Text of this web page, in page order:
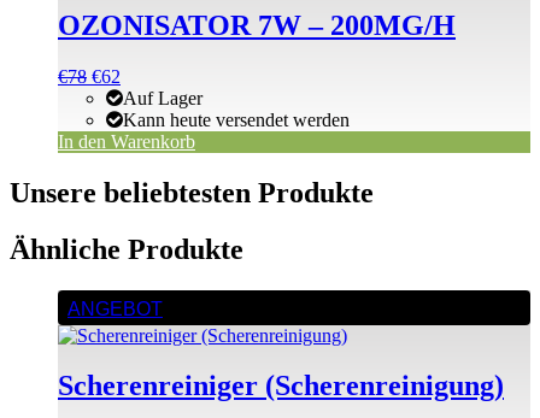
OZONISATOR 7W – 200MG/H
Ursprünglicher
Preis
war:
€78
€78Aktueller
Preis
ist:
€78.
€62
Auf Lager
Kann heute versendet werden
In den Warenkorb
Unsere beliebtesten Produkte
Ähnliche Produkte
ANGEBOT
Scherenreiniger (Scherenreinigung)